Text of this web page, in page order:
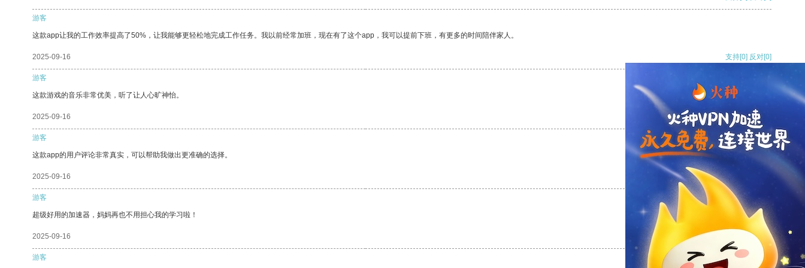
游客
这款app让我的工作效率提高了50%，让我能够更轻松地完成工作任务。我以前经常加班，现在有了这个app，我可以提前下班，有更多的时间陪伴家人。
2025-09-16 支持[0] 反对[0]
游客
这款游戏的音乐非常优美，听了让人心旷神怡。
2025-09-16 支持[0] 反对
游客
这款app的用户评论非常真实，可以帮助我做出更准确的选择。
2025-09-16 支持
游客
超级好用的加速器，妈妈再也不用担心我的学习啦！
2025-09-16 反对 [0]
游客